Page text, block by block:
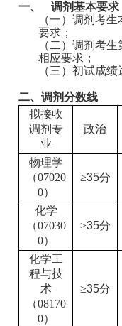
一、
调剂基本要求
（一）调剂考
要求；
（二）调剂考
相应要求；
（三）初试成
二、调剂分数线
拟接收
调剂专
业
政治
物理学
（07020
0）
≥35分
化学
（07030
0）
≥35分
化学工
程与技
术
（08170
0）
≥35分